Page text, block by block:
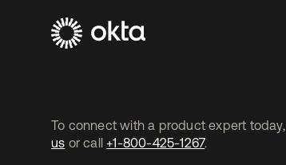
To connect with a product expert today,
us or call +1-800-425-1267.